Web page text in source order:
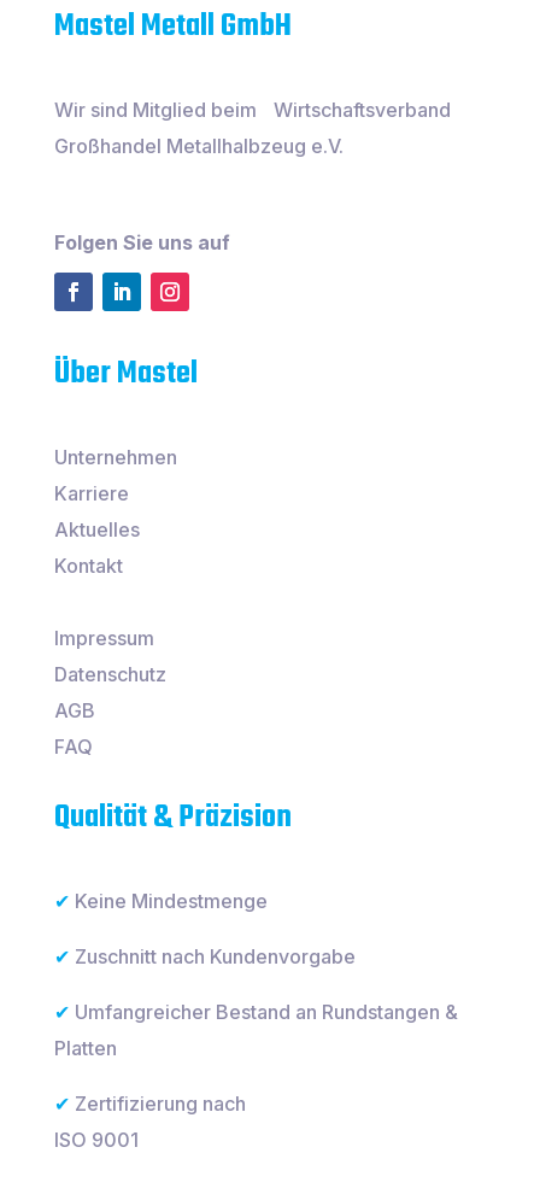
Mastel Metall GmbH
Wir sind Mitglied beim Wirtschaftsverband
Großhandel Metallhalbzeug e.V.
Folgen Sie uns auf
Über Mastel
Unternehmen
Karriere
Aktuelles
Kontakt
Impressum
Datenschutz
AGB
FAQ
Qualität & Präzision
✔ Keine Mindestmenge
✔ Zuschnitt nach Kundenvorgabe
✔ Umfangreicher Bestand an Rundstangen &
Platten
✔ Zertifizierung nach
ISO 9001